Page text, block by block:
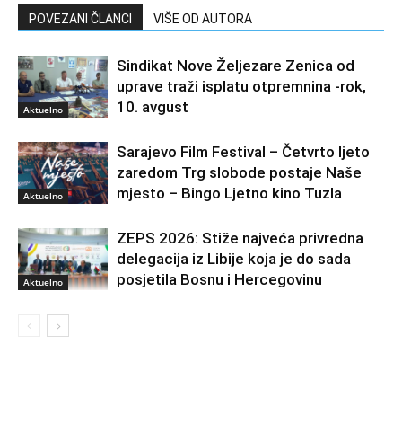
POVEZANI ČLANCI VIŠE OD AUTORA
Aktuelno
Sindikat Nove Željezare Zenica od
uprave traži isplatu otpremnina -rok,
10. avgust
Aktuelno
Sarajevo Film Festival – Četvrto ljeto
zaredom Trg slobode postaje Naše
mjesto – Bingo Ljetno kino Tuzla
Aktuelno
ZEPS 2026: Stiže najveća privredna
delegacija iz Libije koja je do sada
posjetila Bosnu i Hercegovinu